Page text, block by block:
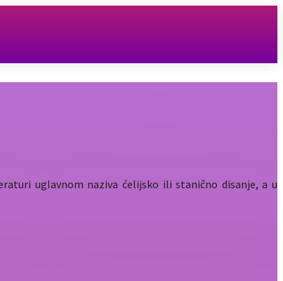
uglavnom naziva ćelijsko ili stanično disanje, a u